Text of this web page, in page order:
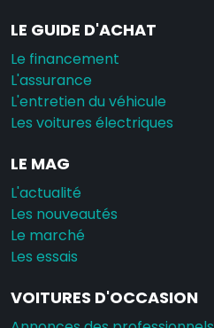
LE GUIDE D'ACHAT
Le financement
L'assurance
L'entretien du véhicule
Les voitures électriques
LE MAG
L'actualité
Les nouveautés
Le marché
Les essais
VOITURES D'OCCASION